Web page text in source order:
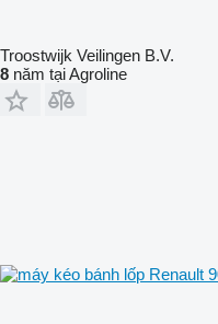
Troostwijk Veilingen B.V.
8 năm tại Agroline